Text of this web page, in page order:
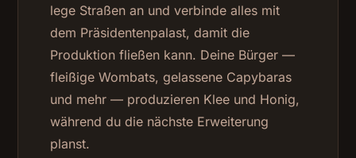
lege Straßen an und verbinde alles mit
dem Präsidentenpalast, damit die
Produktion fließen kann. Deine Bürger —
fleißige Wombats, gelassene Capybaras
und mehr — produzieren Klee und Honig,
während du die nächste Erweiterung
planst.